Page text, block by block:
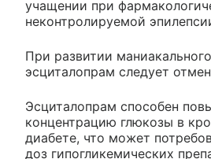
учащении при
неконтролируемой
При развитии
эсциталопрам следует
Эсциталопрам способен
концентрацию глюкозы в
диабете, что может
доз гипогликемических